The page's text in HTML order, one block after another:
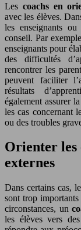
Les coachs en
avec les élèves.
les enseignants
conseil. Par
enseignants pour
des difficultés
rencontrer les
peuvent faciliter
résultats
également assurer
les cas concernant
ou des troubles
Orienter les
externes
Dans certains cas,
sont trop
circonstances, un
les élèves vers